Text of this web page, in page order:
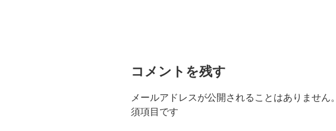
コメントを残す
メールアドレスが公開されることはありません。
須項目です